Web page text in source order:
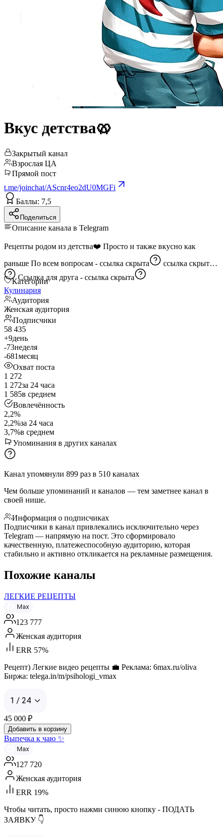
Вкус детства🥨
Закрытый канал
Взрослая ЦА
Прямой пост
t.me/joinchat/AScnr4eo2dU0MGFi
Баллы: 7,5
Поделиться
Описание канала в Telegram
Рецепты родом из детства❤️ Просто и также вкусно как
раньше По всем вопросам - ссылка скрыта
ссылка скрыта
Ссылка для друга - ссылка скрыта
Категории
Кулинария
Аудитория
Женская аудитория
Подписчики
58 435
+9день
-73неделя
-681месяц
Охват поста
1 272
1 272за 24 часа
1 585в среднем
Вовлечённость
2,2%
2,2%за 24 часа
3,7%в среднем
Упоминания в других каналах
Канал упомянули 899 раз в 510 каналах
Чем больше упоминаний и каналов — тем заметнее канал в
своей нише.
Информация о подписчиках
Подписчики в канал привлекались исключительно через
Telegram — напрямую на пост. Это сформировало
качественную, платежеспособную аудиторию, которая
стабильно и активно откликается на рекламные размещения.
Похожие каналы
ЛЕГКИЕ РЕЦЕПТЫ
Max
123 777
Женская аудитория
ERR 57%
Рецепт) Легкие видео рецепты 💼 Реклама: 6max.ru/oliva
Биржа: telega.in/m/psihologi_vmax
1 / 24
45 000 ₽
Добавить в корзину
Выпечка к чаю ✨
Max
127 720
Женская аудитория
ERR 19%
Чтобы читать, просто нажми синюю кнопку - ПОДАТЬ
ЗАЯВКУ 👇